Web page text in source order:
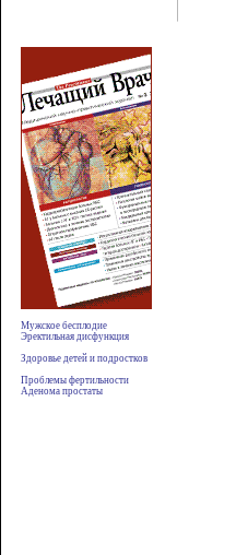
Мужское бесплодие
Эректильная дисфункция
Здоровье детей и подростков
Проблемы фертильности
Аденома простаты